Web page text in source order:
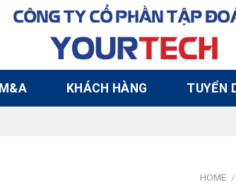
CÔNG TY CỔ PHẦN TẬP
YOURTECH
M&A KHÁCH HÀNG TUYỂN
HOME /